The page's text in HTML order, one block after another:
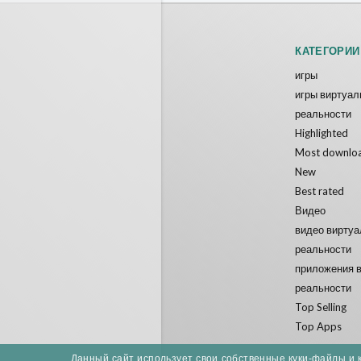
КАТЕГОРИИ
игры
игры
реальности
Highlighted
Most
New
Best rated
Видео
видео
реальности
приложения
реальности
Top Selling
Top Apps
Данный сайт использует свои собственные куки-файлы